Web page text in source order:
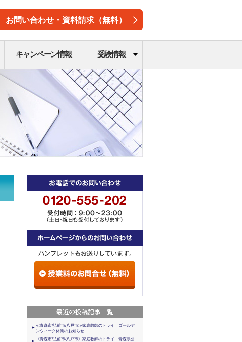
お問い合わせ・資料請求（無料）
キャンペーン情報 受験情報
≪青森市/弘前市/八戸市≫家庭教師のトライ ゴールデ
ンウィーク休業のお知らせ
《青森市/弘前市/八戸市》家庭教師のトライ 青森県公